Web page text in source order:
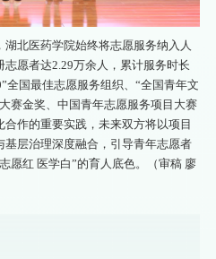
北医药学院始终将志愿服务纳入人
愿者达2.29万余人，累计服务时长
全国最佳志愿服务组织、“全国青年文
赛金奖、中国青年志愿服务项目大赛
作的重要实践，未来双方将以项目
层治理深度融合，引导青年志愿者
愿红 医学白”的育人底色。（审稿 廖